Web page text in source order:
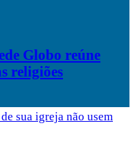
Globo reúne
religiões
sua igreja não usem